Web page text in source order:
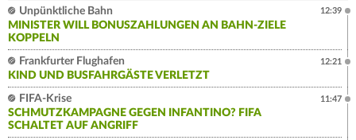
Unpünktliche Bahn
MINISTER WILL BONUSZAHLUNGEN AN BAHN-ZIELE
KOPPELN
12:39
Frankfurter Flughafen
KIND UND BUSFAHRGÄSTE VERLETZT
12:21
FIFA-Krise
SCHMUTZKAMPAGNE GEGEN INFANTINO? FIFA
SCHALTET AUF ANGRIFF
11:47